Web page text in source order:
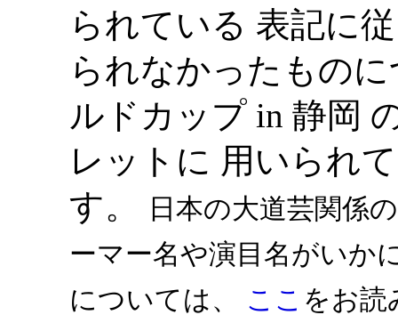
られている 表記に
られなかったもの
ルドカップ in 静岡
レットに 用いられ
す。
日本の大道芸関係
ーマー名や演目名がいか
については、 ここ をお読